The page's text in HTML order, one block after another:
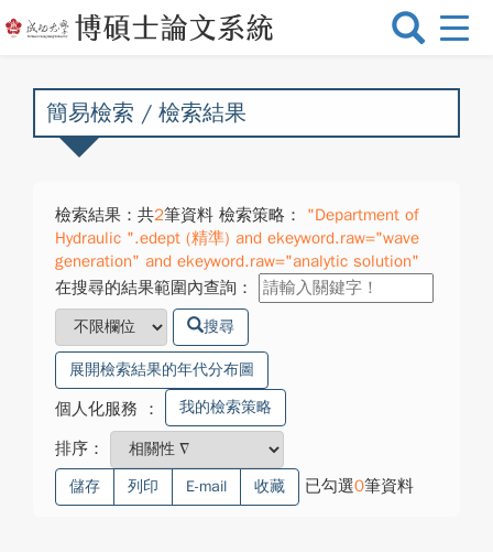
選
換
簡易檢索 / 檢索結果
檢索結果：共2筆資料 檢索策略：
"Department of
Hydraulic ".edept (精準) and ekeyword.raw="wave
generation" and ekeyword.raw="analytic solution"
在搜尋的結果範圍內查詢：
搜尋
展開檢索結果的年代分布圖
個人化服務 ： 我的檢索策略
排序：
儲存 列印 E-mail 收藏 已勾選0筆資料